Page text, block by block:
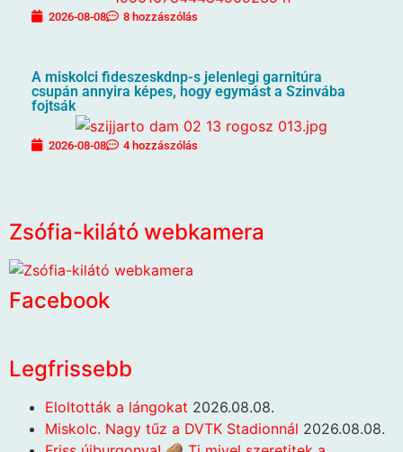
2026-08-08 8 hozzászólás
A miskolci fideszeskdnp-s jelenlegi garnitúra
csupán annyira képes, hogy egymást a Szinvába
fojtsák
2026-08-08 4 hozzászólás
Zsófia-kilátó webkamera
Facebook
Legfrissebb
Eloltották a lángokat 2026.08.08.
Miskolc. Nagy tűz a DVTK Stadionnál 2026.08.08.